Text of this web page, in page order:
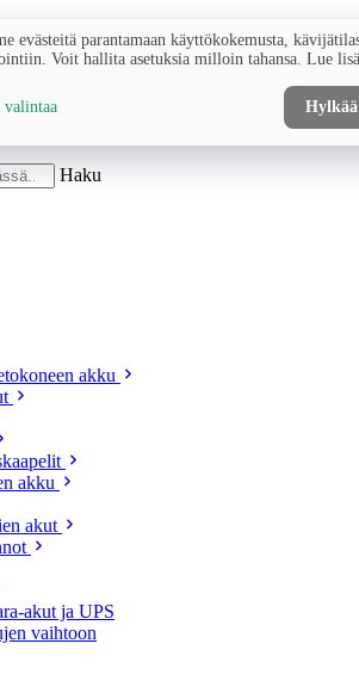
Haku
akku
akku
akut
akut ja UPS
vaihtoon
evästeitä parantamaan käyttökokemusta,
Voit hallita asetuksia milloin tahansa. Lue
valintaa Hylkää